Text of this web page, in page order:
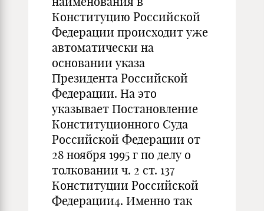
Конституцию Российской
Федерации происходит уже
автоматически на
основании указа
Президента Российской
Федерации. На это
указывает Постановление
Конституционного Суда
Российской Федерации от
28 ноября 1995 г по делу о
толковании ч. 2 ст. 137
Конституции Российской
Федерации4. Именно так